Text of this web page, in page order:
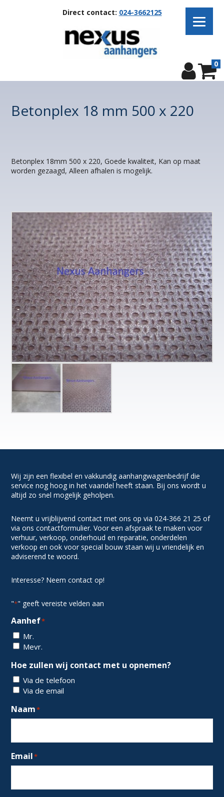
Direct contact: 024-3662125
0
Betonplex 18 mm 500 x 220
Betonplex 18mm 500 x 220, Goede kwaliteit, Kan op maat
worden gezaagd, Alleen afhalen is mogelijk.
Wij zijn een flexibel en vakkundig aanhangwagenbedrijf die
service nog hoog in het vaandel heeft staan. Bij ons wordt u
altijd zo snel mogelijk geholpen.
Neemt u vrijblijvend contact met ons op via 024-366 21 25 of
via ons contactformulier. Voor een afspraak te maken voor
verhuur, verkoop, onderhoud en reparatie, onderdelen
verkoop en ook voor special bouw staan wij u vriendelijk en
adviserend te woord.
Interesse? Neem contact op!
"*" geeft vereiste velden aan
Aanhef*
Mr.
Mevr.
Hoe zullen wij contact met u opnemen?
Via de telefoon
Via de email
Naam*
Email*